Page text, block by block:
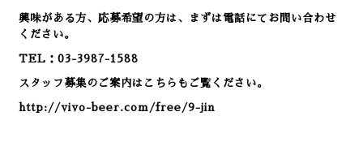
興味がある方、応募希望の方は、まずは電話にてお問い合わせ
ください。
TEL：03-3987-1588
スタッフ募集のご案内はこちらもご覧ください。
http://vivo-beer.com/free/9-jin